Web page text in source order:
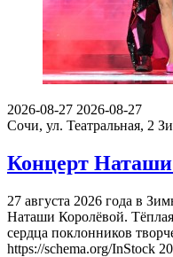
2026-08-27 2026-08-27
Сочи, ул. Театральная, 2
Концерт Наташи
27 августа 2026 года в
Наташи Королёвой.
сердца поклонников
https://schema.org/InStock